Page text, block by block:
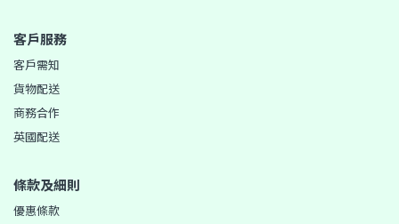
客戶服務
客戶需知
貨物配送
商務合作
英國配送
條款及細則
優惠條款